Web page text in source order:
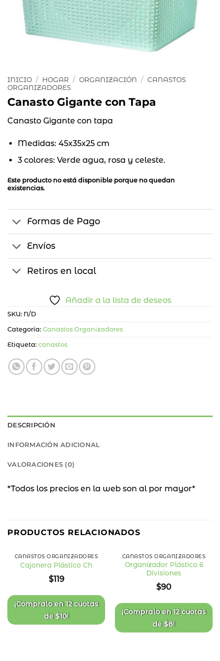
INICIO / HOGAR / ORGANIZACIÓN / CANASTOS
ORGANIZADORES
Canasto Gigante con Tapa
Canasto Gigante con tapa
Medidas: 45x35x25 cm
3 colores: Verde agua, rosa y celeste.
Este producto no está disponible porque no quedan
existencias.
Formas de Pago
Envíos
Retiros en local
Añadir a la lista de deseos
SKU: N/D
Categoría: Canastos Organizadores
Etiqueta: canastos
DESCRIPCIÓN
INFORMACIÓN ADICIONAL
VALORACIONES (0)
*Todos los precios en la web son al por mayor*
PRODUCTOS RELACIONADOS
de
deseos
CANASTOS ORGANIZADORES
Cajonera Plástico Ch
$119
¡Compralo en12 cuotas
de$10!
CANASTOS ORGANIZADORES
Organizador Plástico 6
Divisiones
$90
¡Compralo en12 cuotas
de$8!